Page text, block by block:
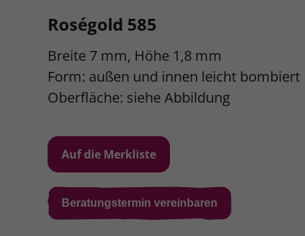
Roségold 585
Breite 7 mm, Höhe 1,8 mm
Form: außen und innen leicht bombiert
Oberfläche: siehe Abbildung
Beratungstermin vereinbaren